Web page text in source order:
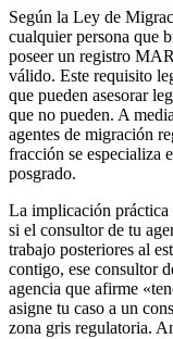
Según la Ley de
cualquier persona que
poseer un registro
válido. Este requisito
que pueden asesorar
que no pueden. A
agentes de migración
fracción se especializa
posgrado.
La implicación práctica
si el consultor de tu
trabajo posteriores al
contigo, ese consultor
agencia que afirme
asigne tu caso a un
zona gris regulatoria.